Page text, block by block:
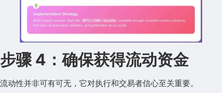
步骤 4：确保获得流动资金
流动性并非可有可无，它对执行和交易者信心至关重要。